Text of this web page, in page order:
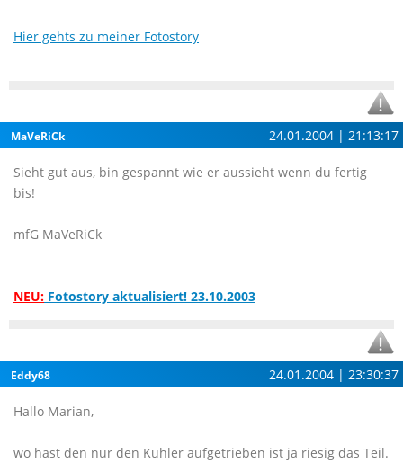
Hier gehts zu meiner Fotostory
MaVeRiCk 24.01.2004 | 21:13:17
Sieht gut aus, bin gespannt wie er aussieht wenn du fertig
bis!
mfG MaVeRiCk
NEU: Fotostory aktualisiert! 23.10.2003
Eddy68 24.01.2004 | 23:30:37
Hallo Marian,
wo hast den nur den Kühler aufgetrieben ist ja riesig das Teil.